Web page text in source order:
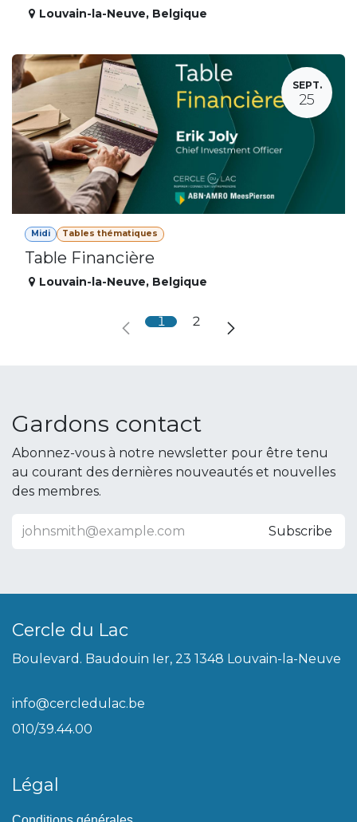
Louvain-la-Neuve, Belgique
SEPT.
25
Midi Tables thématiques
Table Financière
Louvain-la-Neuve, Belgique
1 2
Gardons contact
Abonnez-vous à notre newsletter pour être tenu
au courant des dernières nouveautés et nouvelles
des membres.
Subscribe
Cercle du Lac
Boulevard. Baudouin Ier, 23 1348 Louvain-la-Neuve
info@cercledulac.be
010/39.44.00
Légal